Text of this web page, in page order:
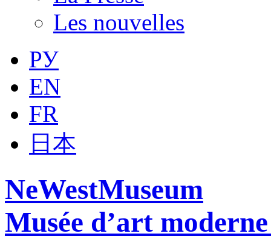
Les nouvelles
РУ
EN
FR
日本
NeWestMuseum
Musée d’art